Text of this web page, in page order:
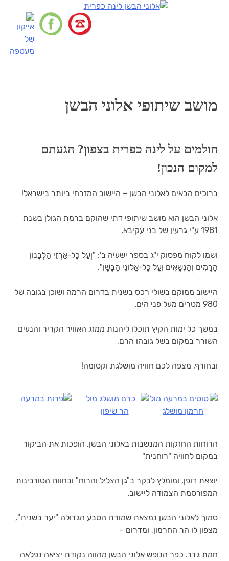
מושב שיתופי אלוני הבשן
חולמים על לינה כפרית בצפון? הגעתם
למקום הנכון!
ברוכים הבאים לאלוני הבשן – היישוב המזרחי ביותר בישראל!
אלוני הבשן הוא מושב שיתופי דתי שהוקם ברמת הגולן בשנת
1981 ע"י גרעין של בני עקיבא,
ושמו לקוח מפסוק י"ג בספר ישעיה ב': "וְעַל כָּל-אַרְזֵי הַלְּבָנוֹן
הָרָמִים וְהַנִּשָּׂאִים וְעַל כָּל-אַלּוֹנֵי הַבָּשָׁן".
היישוב ממוקם בשולי רכס בשנית בדרום הרמה ושוכן בגובה של
980 מטרים מעל פני הים.
במשך כל ימות הקיץ תוכלו ליהנות ממזג האוויר הקריר והנעים
השורר במקום בשל גובהו הרם,
ובחורף, מצפה לכם חוויה מושלגת וקסומה!
הרוחות החזקות המנשבות באלוני הבשן, הופכות את הביקור
במקום לחוויה "רוחנית"
יוצאת דופן, ומומלץ לבקר ב"גן הצליל והרוח" ובחוות הטורבינות
המפורסמת הצמודה ליישוב.
סמוך לאלוני הבשן נמצאת שמורת הטבע הגדולה "יער בשנית",
מצפון לו הר החרמון, ומדרום –
חמת גדר. כפר הנופש אלוני הבשן מהווה נקודת יציאה נפלאה